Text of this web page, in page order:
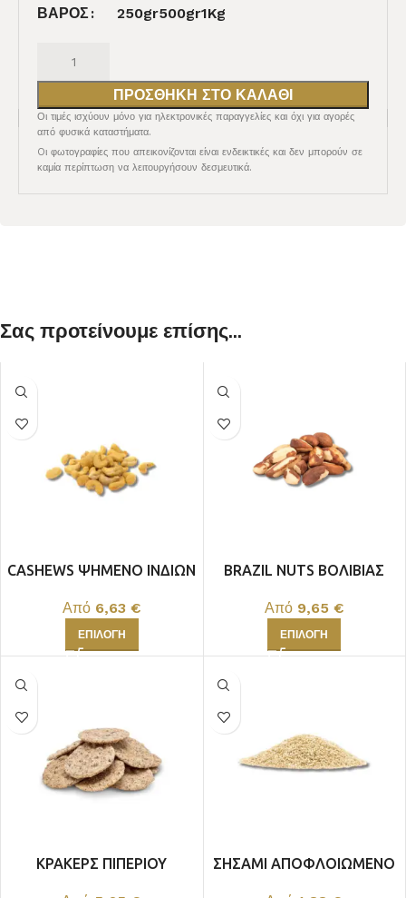
ΒΆΡΟΣ 250gr500gr1Kg
ΠΡΟΣΘΉΚΗ ΣΤΟ ΚΑΛΆΘΙ
Οι τιμές ισχύουν μόνο για ηλεκτρονικές παραγγελίες και όχι για αγορές
από φυσικά καταστήματα.
Oι φωτογραφίες που απεικονίζονται είναι ενδεικτικές και δεν μπορούν σε
καμία περίπτωση να λειτουργήσουν δεσμευτικά.
Σας προτείνουμε επίσης...
CASHEWS ΨΗΜΕΝΟ ΙΝΔΙΩΝ
Από 6,63 €
ΕΠΙΛΟΓΉ
BRAZIL NUTS ΒΟΛΙΒΙΑΣ
Από 9,65 €
ΕΠΙΛΟΓΉ
ΚΡΑΚΕΡΣ ΠΙΠΕΡΙΟΥ
ΣΗΣΑΜΙ ΑΠΟΦΛΟΙΩΜΕΝΟ